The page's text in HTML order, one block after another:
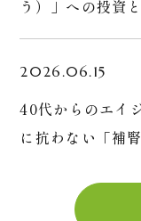
う）」への投資
2026.06.15
40代からのエイ
に抗わない「補